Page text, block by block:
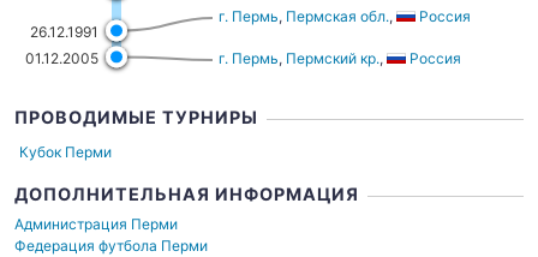
26.12.1991
01.12.2005
г. Пермь, Пермская обл., Россия
г. Пермь, Пермский кр., Россия
ПРОВОДИМЫЕ ТУРНИРЫ
Кубок Перми
ДОПОЛНИТЕЛЬНАЯ ИНФОРМАЦИЯ
Администрация Перми
Федерация футбола Перми